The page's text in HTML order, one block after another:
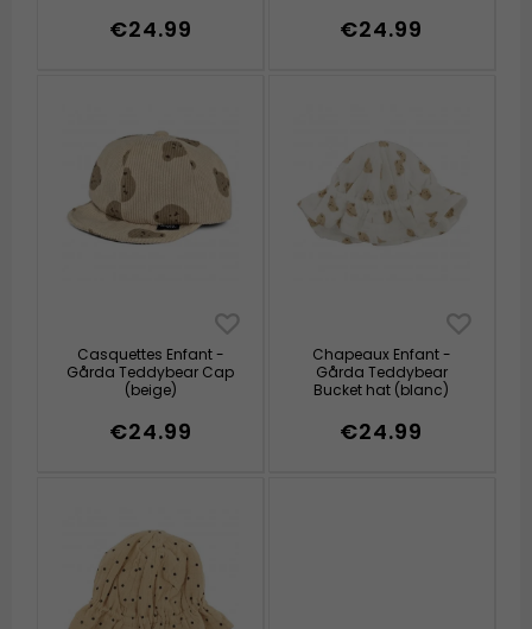
€24.99 €24.99
Casquettes Enfant -
Gårda Teddybear Cap
(beige)
€24.99
Chapeaux Enfant -
Gårda Teddybear
Bucket hat (blanc)
€24.99